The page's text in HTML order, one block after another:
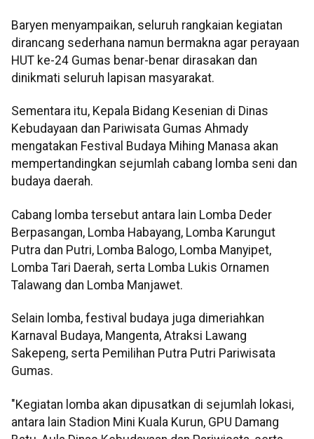
Baryen menyampaikan, seluruh rangkaian kegiatan
dirancang sederhana namun bermakna agar perayaan
HUT ke-24 Gumas benar-benar dirasakan dan
dinikmati seluruh lapisan masyarakat.
Sementara itu, Kepala Bidang Kesenian di Dinas
Kebudayaan dan Pariwisata Gumas Ahmady
mengatakan Festival Budaya Mihing Manasa akan
mempertandingkan sejumlah cabang lomba seni dan
budaya daerah.
Cabang lomba tersebut antara lain Lomba Deder
Berpasangan, Lomba Habayang, Lomba Karungut
Putra dan Putri, Lomba Balogo, Lomba Manyipet,
Lomba Tari Daerah, serta Lomba Lukis Ornamen
Talawang dan Lomba Manjawet.
Selain lomba, festival budaya juga dimeriahkan
Karnaval Budaya, Mangenta, Atraksi Lawang
Sakepeng, serta Pemilihan Putra Putri Pariwisata
Gumas.
"Kegiatan lomba akan dipusatkan di sejumlah lokasi,
antara lain Stadion Mini Kuala Kurun, GPU Damang